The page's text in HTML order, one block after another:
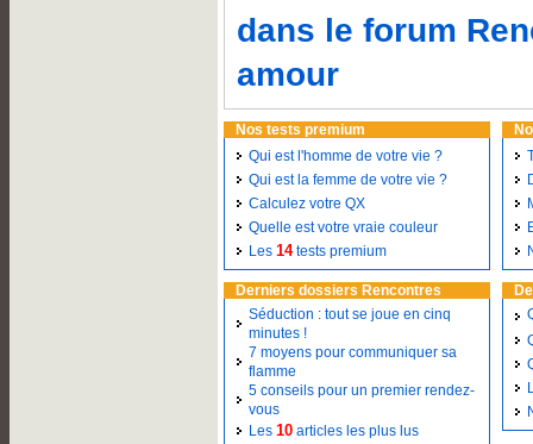
dans le forum
amour
Nos tests premium
Qui est l'homme de votre vie ?
Qui est la femme de votre vie ?
Calculez votre QX
Quelle est votre vraie couleur
Les 14tests premium
Derniers dossiers Rencontres
Séduction : tout se joue en cinq
minutes !
7 moyens pour communiquer sa
flamme
5 conseils pour un premier rendez-
vous
Les 10 articles les plus lus